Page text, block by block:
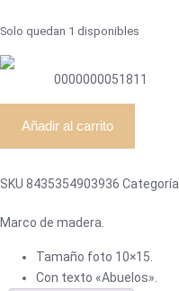
Solo quedan 1 disponibles
0000000051811
AbuelosAñadir al carrito
SKU 8435354903936 Categoría
Marco de madera.
Tamaño foto 10×15.
Con texto «Abuelos».